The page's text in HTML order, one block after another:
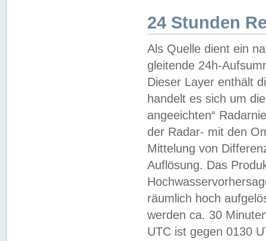
24 Stunden
Als Quelle dient ein
gleitende 24h-
Dieser Layer enthält
handelt es sich um
angeeichten“
der Radar- mit den
Mittelung von
Auflösung. Das
räumlich hoch
werden ca. 30
UTC ist gegen 0130